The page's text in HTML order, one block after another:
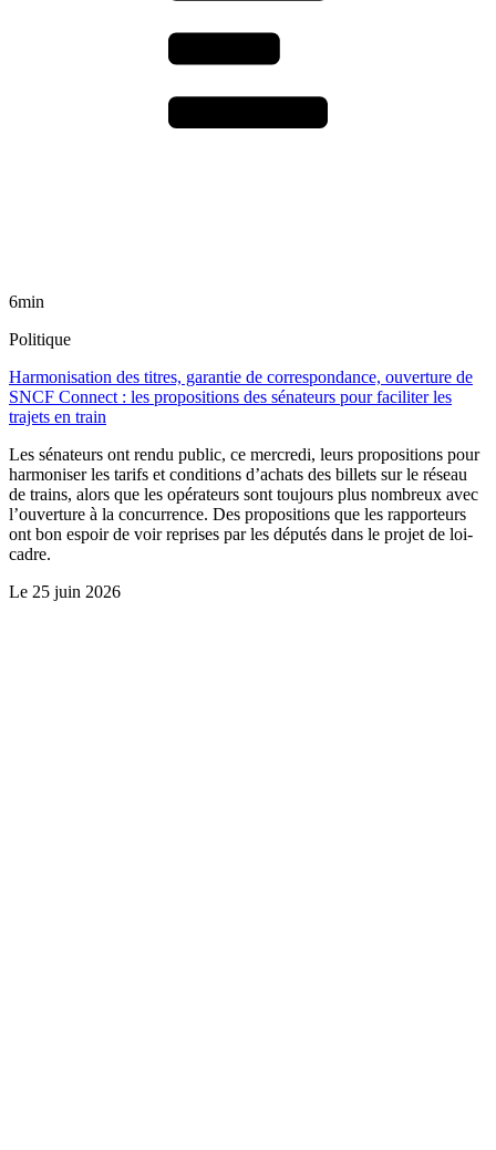
6min
Politique
Harmonisation des titres, garantie de correspondance, ouverture de
SNCF Connect : les propositions des sénateurs pour faciliter les
trajets en train
Les sénateurs ont rendu public, ce mercredi, leurs propositions pour
harmoniser les tarifs et conditions d’achats des billets sur le réseau
de trains, alors que les opérateurs sont toujours plus nombreux avec
l’ouverture à la concurrence. Des propositions que les rapporteurs
ont bon espoir de voir reprises par les députés dans le projet de loi-
cadre.
Le 25 juin 2026